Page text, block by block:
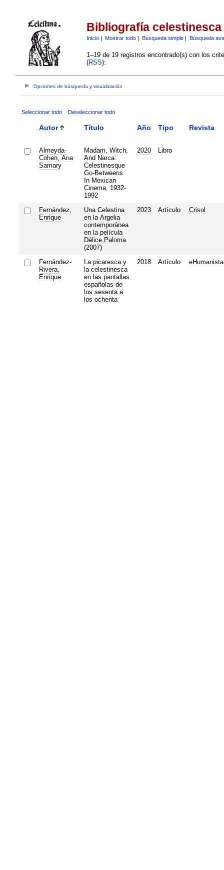
Bibliografía celestinesca
Inicio| Mostrar todo| Búsqueda simple| Búsqueda
1–19 de 19 registros encontrado(s) con los
(RSS):
Opciones de búsqueda y visualización
Seleccionar todo Deseleccionar todo
Autor Título Año Tipo Revista
Almeyda-
Cohen, Ana
Samary
Madam, Witch,
And Narca:
Celestinesque
Go-Betweens
In Mexican
Cinema, 1932-
1992
2020 Libro
Fernández,
Enrique
Una Celestina
en la Argelia
contemporánea
en la película
Délice Paloma
(2007)
2023 Artículo Crisol
Fernández-
Rivera,
Enrique
La picaresca y
la celestinesca
en las pantallas
españolas de
los sesenta a
los ochenta
2018 Artículo eHumanista